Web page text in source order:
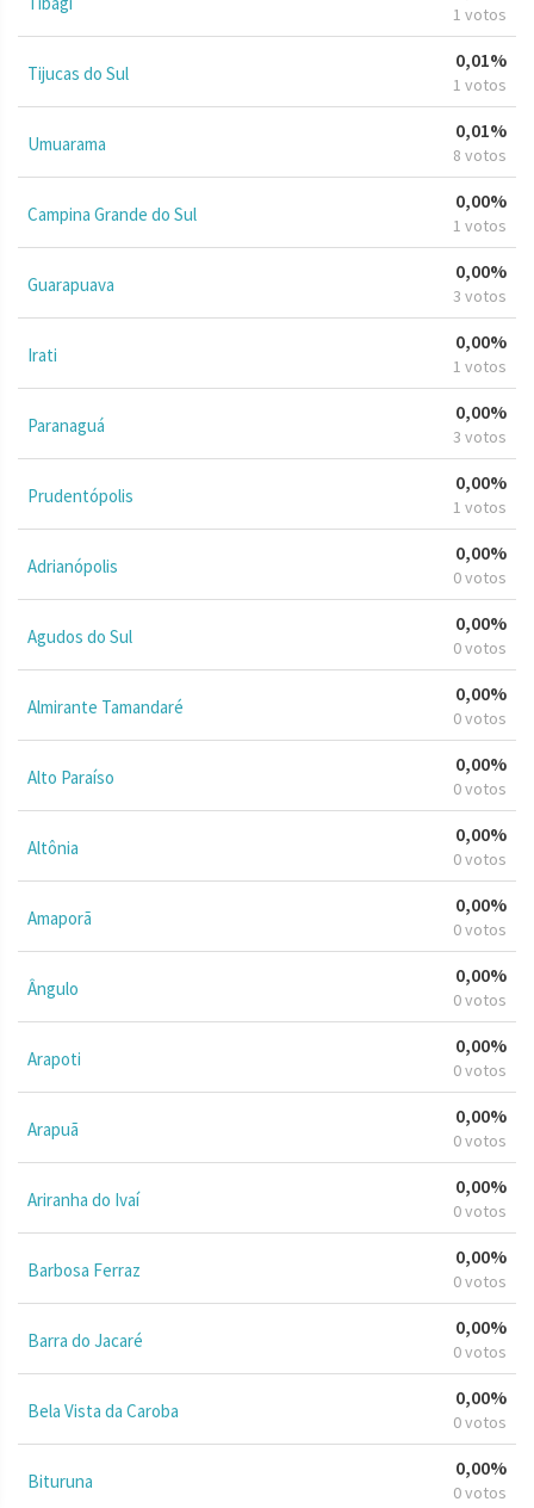
1 votos
Tijucas do Sul
0,01%
1 votos
Umuarama
0,01%
8 votos
Campina Grande do Sul
0,00%
1 votos
Guarapuava
0,00%
3 votos
Irati
0,00%
1 votos
Paranaguá
0,00%
3 votos
Prudentópolis
0,00%
1 votos
Adrianópolis
0,00%
0 votos
Agudos do Sul
0,00%
0 votos
Almirante Tamandaré
0,00%
0 votos
Alto Paraíso
0,00%
0 votos
Altônia
0,00%
0 votos
Amaporã
0,00%
0 votos
Ângulo
0,00%
0 votos
Arapoti
0,00%
0 votos
Arapuã
0,00%
0 votos
Ariranha do Ivaí
0,00%
0 votos
Barbosa Ferraz
0,00%
0 votos
Barra do Jacaré
0,00%
0 votos
Bela Vista da Caroba
0,00%
0 votos
Bituruna
0,00%
0 votos